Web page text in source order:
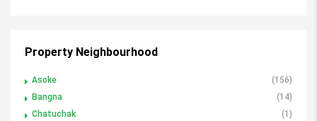
Property Neighbourhood
Asoke
(156)
Bangna
(14)
Chatuchak
(1)